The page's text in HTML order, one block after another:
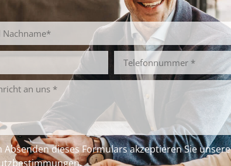
wie
Absenden dieses Formulars akzeptieren Sie unsere
.